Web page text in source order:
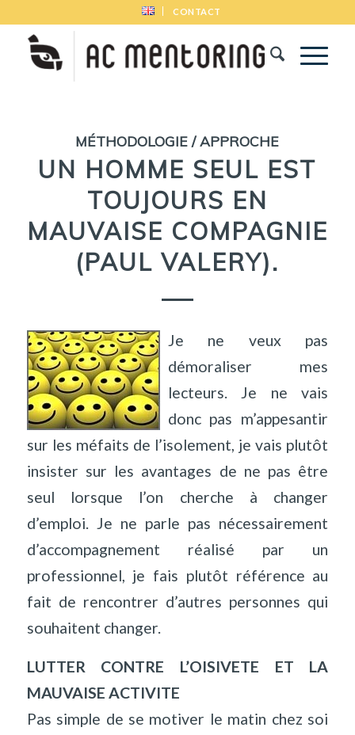
CONTACT
MÉTHODOLOGIE / APPROCHE
UN HOMME SEUL EST
TOUJOURS EN
MAUVAISE COMPAGNIE
(PAUL VALERY).
Je ne veux pas
démoraliser mes
lecteurs. Je ne vais
donc pas m’appesantir
sur les méfaits de l’isolement, je vais plutôt
insister sur les avantages de ne pas être
seul lorsque l’on cherche à changer
d’emploi. Je ne parle pas nécessairement
d’accompagnement réalisé par un
professionnel, je fais plutôt référence au
fait de rencontrer d’autres personnes qui
souhaitent changer.
LUTTER CONTRE L’OISIVETE ET LA
MAUVAISE ACTIVITE
Pas simple de se motiver le matin chez soi